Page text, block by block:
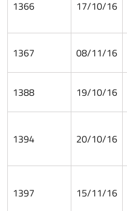
1366 17/10/16
1367 08/11/16
1388 19/10/16
1394 20/10/16
1397 15/11/16